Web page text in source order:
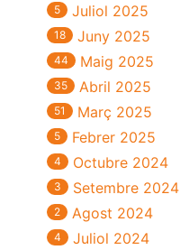
5 Juliol 2025
18 Juny 2025
44 Maig 2025
35 Abril 2025
51 Març 2025
5 Febrer 2025
4 Octubre 2024
3 Setembre 2024
2 Agost 2024
4 Juliol 2024